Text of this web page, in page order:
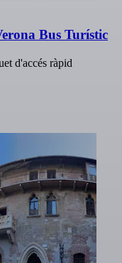
Bus Turístic
d'accés ràpid